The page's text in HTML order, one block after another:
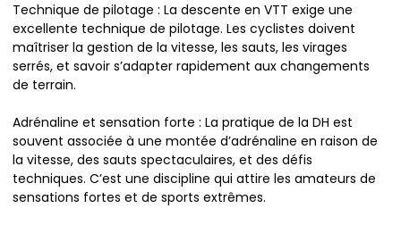
Technique de pilotage : La descente en VTT exige une
excellente technique de pilotage. Les cyclistes doivent
maîtriser la gestion de la vitesse, les sauts, les virages
serrés, et savoir s’adapter rapidement aux changements
de terrain.
Adrénaline et sensation forte : La pratique de la DH est
souvent associée à une montée d’adrénaline en raison de
la vitesse, des sauts spectaculaires, et des défis
techniques. C’est une discipline qui attire les amateurs de
sensations fortes et de sports extrêmes.